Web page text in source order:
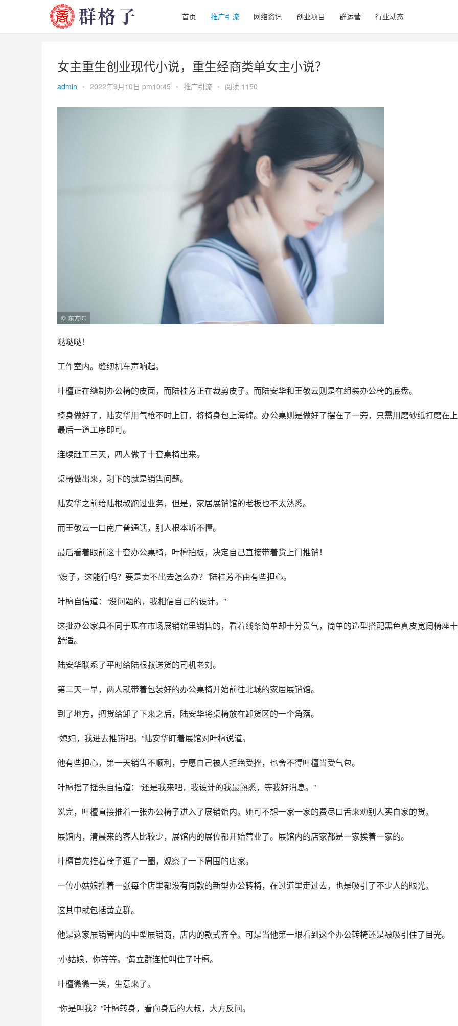
首页 推广引流 网络资讯 创业项目 群运营 行业动态
女主重生创业现代小说，重生经商类单女主小说？
admin • 2022年9月10日 pm10:45 • 推广引流 • 阅读 1150
哒哒哒！
工作室内。缝纫机车声响起。
叶檀正在缝制办公椅的皮面，而陆桂芳正在裁剪皮子。而陆安华和王敬云则是在组装办公椅的底盘。
椅身做好了，陆安华用气枪不时上钉，将椅身包上海绵。办公桌则是做好了摆在了一旁，只需用磨砂纸打磨在
最后一道工序即可。
连续赶工三天，四人做了十套桌椅出来。
桌椅做出来，剩下的就是销售问题。
陆安华之前给陆根叔跑过业务，但是，家居展销馆的老板也不太熟悉。
而王敬云一口南广普通话，别人根本听不懂。
最后看着眼前这十套办公桌椅，叶檀拍板，决定自己直接带着货上门推销！
“嫂子，这能行吗？要是卖不出去怎么办？”陆桂芳不由有些担心。
叶檀自信道：“没问题的，我相信自己的设计。”
这批办公家具不同于现在市场展销馆里销售的，看着线条简单却十分贵气，简单的造型搭配黑色真皮宽阔椅座
舒适。
陆安华联系了平时给陆根叔送货的司机老刘。
第二天一早，两人就带着包装好的办公桌椅开始前往北城的家居展销馆。
到了地方，把货给卸了下来之后，陆安华将桌椅放在卸货区的一个角落。
“媳妇，我进去推销吧。”陆安华盯着展馆对叶檀说道。
他有些担心，第一天销售不顺利，宁愿自己被人拒绝受挫，也舍不得叶檀当受气包。
叶檀摇了摇头自信道：“还是我来吧，我设计的我最熟悉，等我好消息。”
说完，叶檀直接推着一张办公椅子进入了展销馆内。她可不想一家一家的费尽口舌来劝别人买自家的货。
展馆内，清晨来的客人比较少，展馆内的展位都开始营业了。展馆内的店家都是一家挨着一家的。
叶檀首先推着椅子逛了一圈，观察了一下周围的店家。
一位小姑娘推着一张每个店里都没有同款的新型办公转椅，在过道里走过去，也是吸引了不少人的眼光。
这其中就包括黄立群。
他是这家展销管内的中型展销商，店内的款式齐全。可是当他第一眼看到这个办公转椅还是被吸引住了目光。
“小姑娘，你等等。”黄立群连忙叫住了叶檀。
叶檀微微一笑，生意来了。
“你是叫我？”叶檀转身，看向身后的大叔，大方反问。